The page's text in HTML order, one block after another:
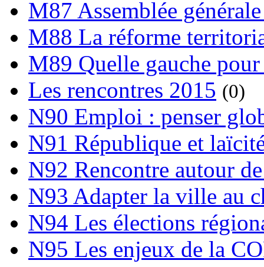
M87 Assemblée
M88 La réforme
M89 Quelle gauche
Les rencontres 2015 (0)
N90 Emploi : penser
N91 République et
N92 Rencontre autour
N93 Adapter la ville au
N94 Les élections
N95 Les enjeux de la